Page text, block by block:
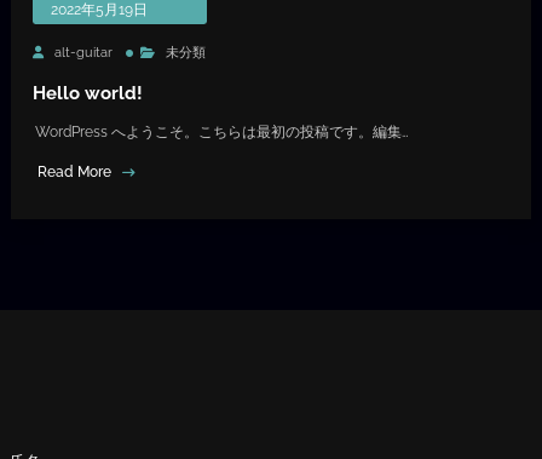
2022年5月19日
alt-guitar 未分類
Hello world!
WordPress へようこそ。こちらは最初の投稿です。編集…
Read More